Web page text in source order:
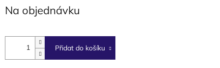
Na objednávku
Přidat do košíku